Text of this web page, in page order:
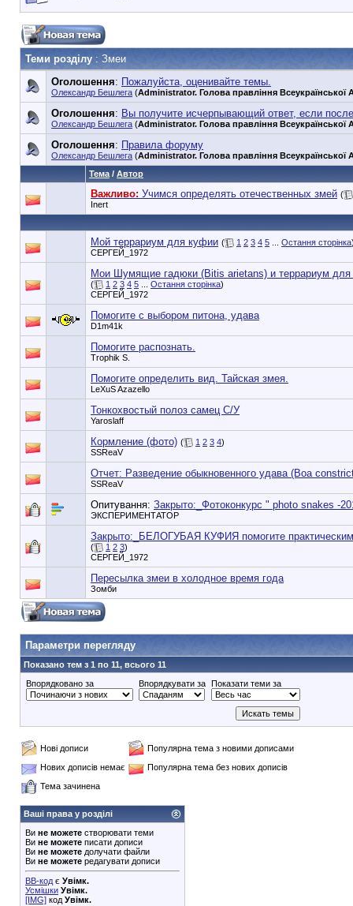
Теми розділу : Змеи
Оголошення: Пожалуйста, оценивайте темы.
Олександр Бешлега (Administrator. Голова правління Всеукраїнської
Оголошення: Вы получите исчерпывающий ответ, если
Олександр Бешлега (Administrator. Голова правління Всеукраїнської
Оголошення: Правила форуму
Олександр Бешлега (Administrator. Голова правління Всеукраїнської
Тема / Автор
Важливо: Учимся определять отечественных змей (
Inert
Мой террариум для куфии ( 1 2 3 4 5 Остання сторінка
СЕРГЕЙ_1972
Мои Шумящие гадюки (Bitis arietans) и террариум для
( 1 2 3 4 5 Остання сторінка)
СЕРГЕЙ_1972
Помогите с выбором питона, удава
D1m41k
Помогите распознать.
Trophik S.
Помогите определить вид. Тайская змея.
LeXuS Azazello
Тонкохвостый полоз самец С/У
Yaroslaff
Кормление (фото) ( 1 2 3 4)
SSReaV
Отчет: Разведение обыкновенного удава (Boa
SSReaV
Опитування: Закрыто:_ Фотоконкурс " photo snakes -
ЭКСПЕРИМЕНТАТОР
Закрыто:_ БЕЛОГУБАЯ КУФИЯ помогите
( 1 2 3)
СЕРГЕЙ_1972
Пересылка змеи в холодное время года
Зомби
90353748e6549cd1148d01dde3b3bc75
Параметри перегляду
Показано тем з 1 по 11, всього 11
Впорядковано за
Впорядкувати за Показати теми за
Нові дописи
Популярна тема з новими дописами
Нових дописів немає
Популярна тема без нових дописів
Тема зачинена
Ваші права у розділі
Ви не можете створювати теми
Ви не можете писати дописи
Ви не можете долучати файли
Ви не можете редагувати дописи
BB-код є Увімк.
Усмішки Увімк.
[IMG] код Увімк.